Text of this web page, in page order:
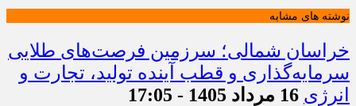
نوشته های مشابه
خراسان شمالی؛ سرزمین فرصت‌های طلایی
سرمایه‌گذاری و قطب آینده تولید، تجارت و
انرژی 16 مرداد 1405 - 17:05